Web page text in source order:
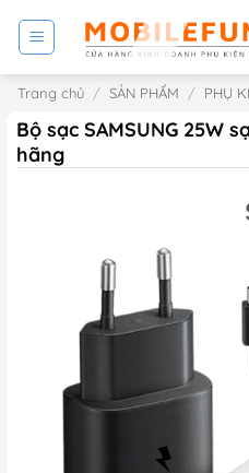
dungTrang chủ / SẢN PHẨM / PHỤ
Bộ sạc SAMSUNG 25W
hãng